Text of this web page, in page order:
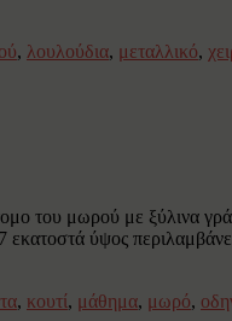
, λουλούδια, μεταλλικό,
του μωρού με ξύλινα
εκατοστά ύψος
, κουτί, μάθημα, μωρό,